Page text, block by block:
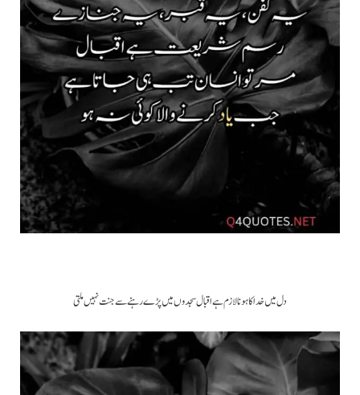
دل میں خدا کا ہونا لازم ہے اقبال سجدوں میں پڑے رہنے سے جنت نہیں ملتی